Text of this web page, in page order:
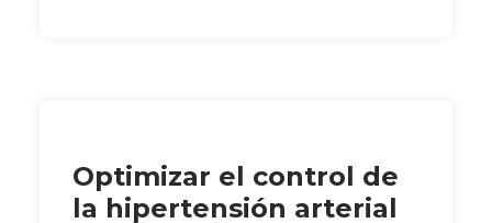
Optimizar el control de
la hipertensión arterial